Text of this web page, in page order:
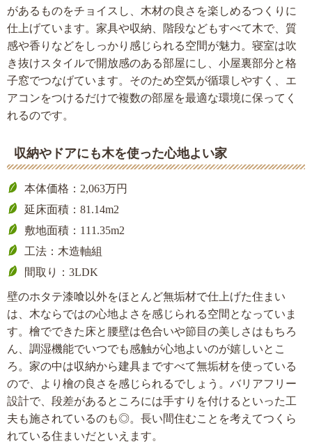
があるものをチョイスし、木材の良さを楽しめるつくりに
仕上げています。家具や収納、階段などもすべて木で、質
感や香りなどをしっかり感じられる空間が魅力。寝室は吹
き抜けスタイルで開放感のある部屋にし、小屋裏部分と格
子窓でつなげています。そのため空気が循環しやすく、エ
アコンをつけるだけで複数の部屋を最適な環境に保ってく
れるのです。
収納やドアにも木を使った心地よい家
本体価格：2,063万円
延床面積：81.14m2
敷地面積：111.35m2
工法：木造軸組
間取り：3LDK
壁のホタテ漆喰以外をほとんど無垢材で仕上げた住まい
は、木ならではの心地よさを感じられる空間となっていま
す。檜でできた床と腰壁は色合いや節目の美しさはもちろ
ん、調湿機能でいつでも感触が心地よいのが嬉しいとこ
ろ。家の中は収納から建具まですべて無垢材を使っている
ので、より檜の良さを感じられるでしょう。バリアフリー
設計で、段差があるところには手すりを付けるといった工
夫も施されているのも◎。長い間住むことを考えてつくら
れている住まいだといえます。